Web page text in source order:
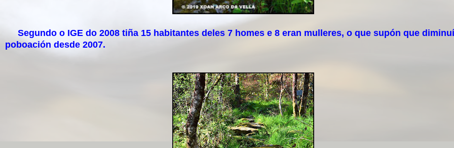
Segundo o IGE do 2008 tiña 15 habitantes deles 7 homes e 8 eran mulleres, o que supón que
poboación desde 2007.